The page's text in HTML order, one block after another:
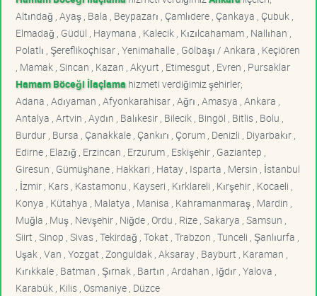
Altındağ , Ayaş , Bala , Beypazarı , Çamlıdere , Çankaya , Çubuk ,
Elmadağ , Güdül , Haymana , Kalecik , Kızılcahamam , Nallıhan ,
Polatlı , Şereflikoçhisar , Yenimahalle , Gölbaşı / Ankara , Keçiören
, Mamak , Sincan , Kazan , Akyurt , Etimesgut , Evren , Pursaklar
Hamam Böceği İlaçlama hizmeti verdiğimiz şehirler;
Adana , Adıyaman , Afyonkarahisar , Ağrı , Amasya , Ankara ,
Antalya , Artvin , Aydın , Balıkesir , Bilecik , Bingöl , Bitlis , Bolu ,
Burdur , Bursa , Çanakkale , Çankırı , Çorum , Denizli , Diyarbakır ,
Edirne , Elazığ , Erzincan , Erzurum , Eskişehir , Gaziantep ,
Giresun , Gümüşhane , Hakkari , Hatay , Isparta , Mersin , İstanbul
, İzmir , Kars , Kastamonu , Kayseri , Kırklareli , Kırşehir , Kocaeli ,
Konya , Kütahya , Malatya , Manisa , Kahramanmaraş , Mardin ,
Muğla , Muş , Nevşehir , Niğde , Ordu , Rize , Sakarya , Samsun ,
Siirt , Sinop , Sivas , Tekirdağ , Tokat , Trabzon , Tunceli , Şanlıurfa ,
Uşak , Van , Yozgat , Zonguldak , Aksaray , Bayburt , Karaman ,
Kırıkkale , Batman , Şırnak , Bartın , Ardahan , Iğdır , Yalova ,
Karabük , Kilis , Osmaniye , Düzce